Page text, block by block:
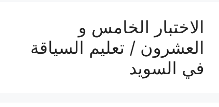
الاختبار الخامس و
العشرون / تعليم السياقة
في السويد